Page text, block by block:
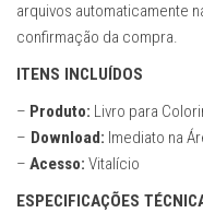
arquivos automaticamente
confirmação da compra.
ITENS INCLUÍDOS
– Produto: Livro para
– Download: Imediato na
– Acesso: Vitalício
ESPECIFICAÇÕES